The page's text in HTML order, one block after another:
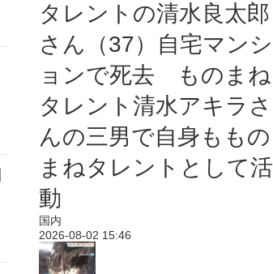
タレントの清水良太郎
さん（37）自宅マンシ
ョンで死去 ものまね
タレント清水アキラさ
んの三男で自身ももの
まねタレントとして活
動
国内
2026-08-02 15:46